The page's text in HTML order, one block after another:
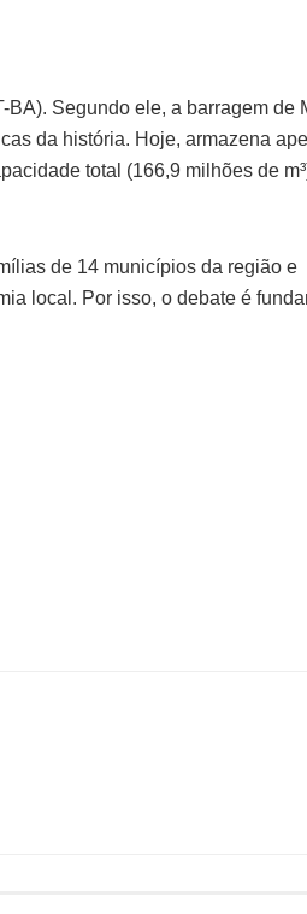
Segundo ele, a barragem de
da história. Hoje, armazena
total (166,9 milhões de
de 14 municípios da região e
local. Por isso, o debate é